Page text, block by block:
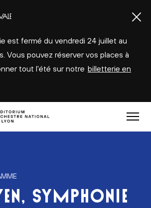
est fermé du vendredi 24 juillet au
Vous pouvez réserver vos places à
tout l'été sur notre billetterie en
Menu
SYMPHONIE